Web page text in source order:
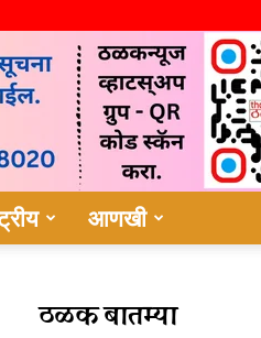
आणखी
ठळक बातम्या